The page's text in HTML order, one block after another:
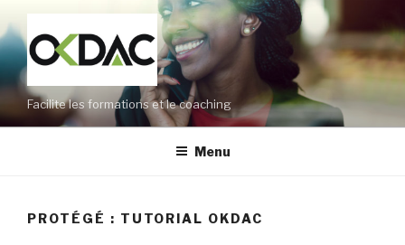
au
contenu
principal
Facilite les formations et le coaching
Menu
PROTÉGÉ : TUTORIAL OKDAC